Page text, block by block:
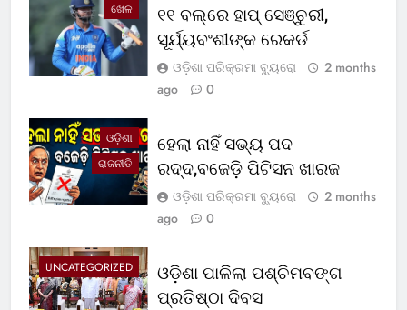
ଖେଳ
୧୧ ବଲ୍‌ରେ ହାପ୍ ସେଞ୍ଚୁରୀ,
ସୂର୍ଯ୍ୟବଂଶୀଙ୍କ ରେକର୍ଡ
ଓଡ଼ିଶା ପରିକ୍ରମା ବ୍ୟୁରୋ
2 months
ago
0
ଓଡ଼ିଶା
ରାଜନୀତି
ହେଲା ନାହିଁ ସଭ୍ୟ ପଦ
ରଦ୍ଦ,ବଜେଡ଼ି ପିଟିସନ ଖାରଜ
ଓଡ଼ିଶା ପରିକ୍ରମା ବ୍ୟୁରୋ
2 months
ago
0
UNCATEGORIZED
ଓଡ଼ିଶା ପାଳିଲା ପଶ୍ଚିମବଙ୍ଗ
ପ୍ରତିଷ୍ଠା ଦିବସ